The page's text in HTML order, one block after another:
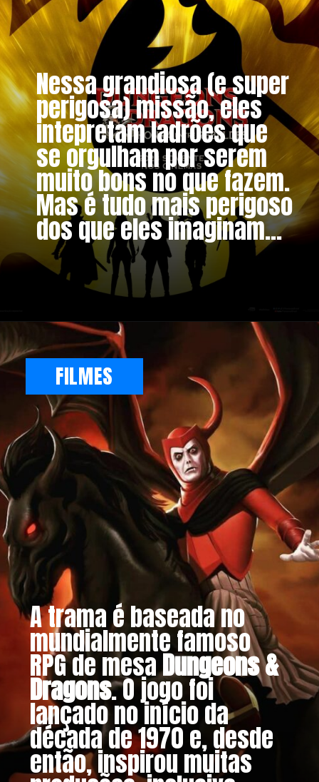
Nessa grandiosa (e super
perigosa) missão, eles
intepretam ladrões que
se orgulham por serem
muito bons no que fazem.
Mas é tudo mais perigoso
dos que eles imaginam...
A trama é baseada no
mundialmente famoso
RPG de mesaDungeons &
Dragons. O jogo foi
lançado no início da
década de 1970 e, desde
então, inspirou muitas
FILMES